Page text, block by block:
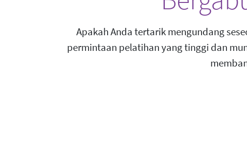
Apakah Anda tertarik mengundang
permintaan pelatihan yang tinggi dan